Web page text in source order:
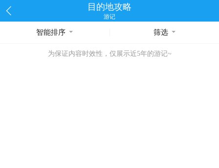
目的地攻略
游记
智能排序 筛选
为保证内容时效性，仅展示近5年的游记~